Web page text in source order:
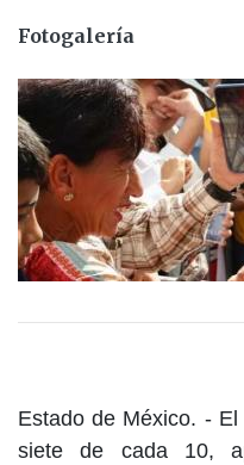
Fotogalería
Estado de México. - El
siete de cada 10,